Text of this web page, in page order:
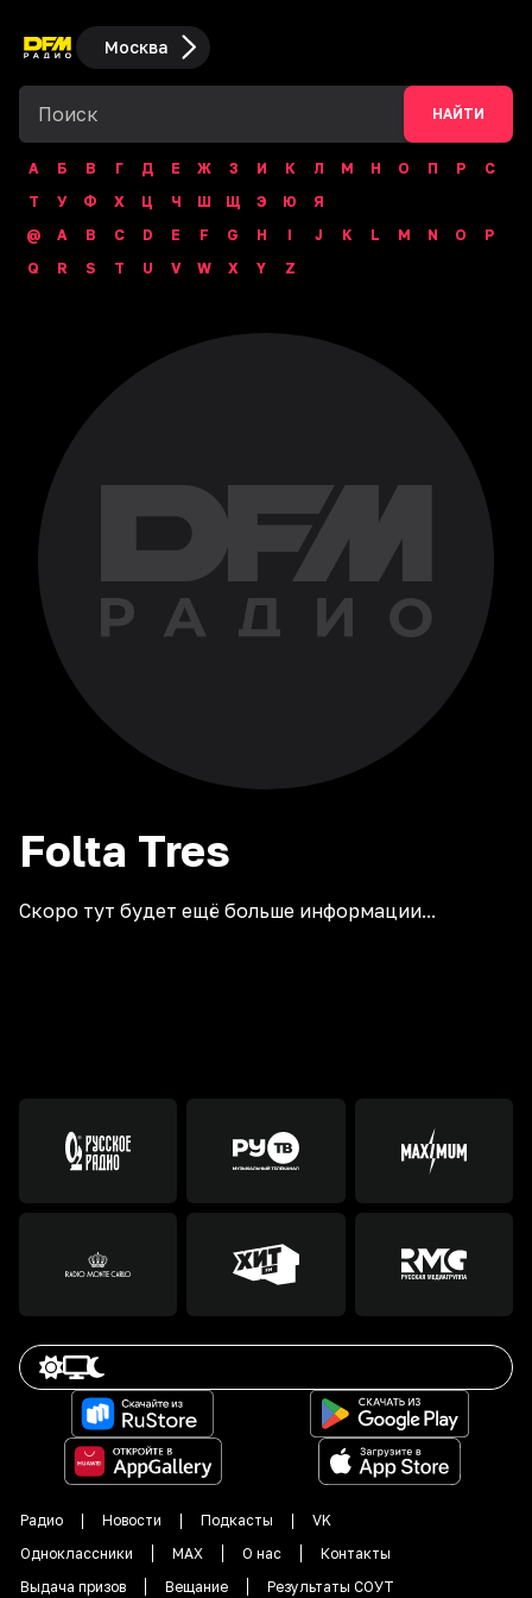
Москва
НАЙТИ
А Б В Г Д Е Ж З И К Л М Н О П Р
С
Т
У Ф Х Ц Ч Ш Щ Э Ю
Я
@
A B C D E F G H I J K L M N O
P
Q
R S T U V W X Y Z
Folta Tres
Скоро тут будет ещё больше информации...
Радио Новости Подкасты
VK
Одноклассники
MAX О нас
Контакты
Выдача призов
Вещание Результаты СОУТ